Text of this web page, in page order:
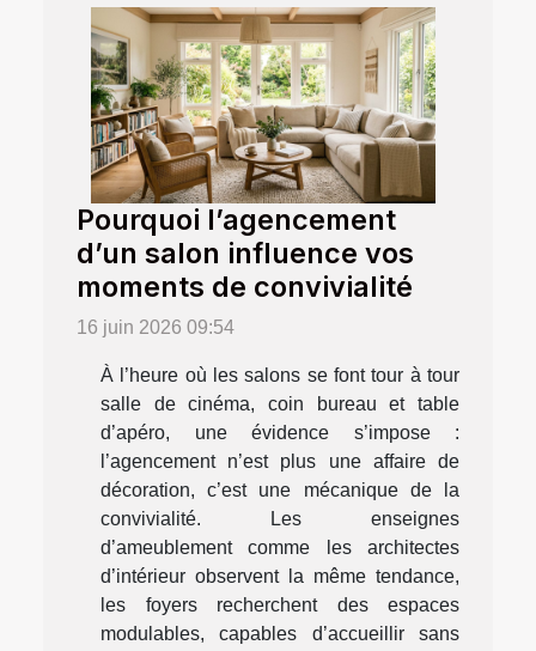
Pourquoi l’agencement
d’un salon influence vos
moments de convivialité
16 juin 2026 09:54
À l’heure où les salons se font tour à tour
salle de cinéma, coin bureau et table
d’apéro, une évidence s’impose :
l’agencement n’est plus une affaire de
décoration, c’est une mécanique de la
convivialité. Les enseignes
d’ameublement comme les architectes
d’intérieur observent la même tendance,
les foyers recherchent des espaces
modulables, capables d’accueillir sans